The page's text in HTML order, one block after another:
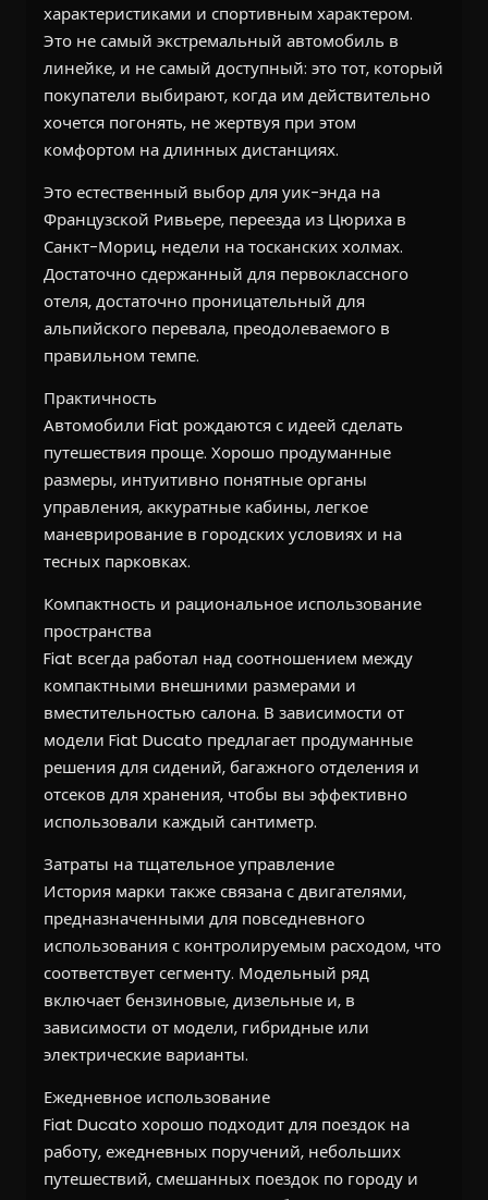
характеристиками и спортивным характером.
Это не самый экстремальный автомобиль в
линейке, и не самый доступный: это тот, который
покупатели выбирают, когда им действительно
хочется погонять, не жертвуя при этом
комфортом на длинных дистанциях.
Это естественный выбор для уик-энда на
Французской Ривьере, переезда из Цюриха в
Санкт-Мориц, недели на тосканских холмах.
Достаточно сдержанный для первоклассного
отеля, достаточно проницательный для
альпийского перевала, преодолеваемого в
правильном темпе.
Практичность
Автомобили Fiat рождаются с идеей сделать
путешествия проще. Хорошо продуманные
размеры, интуитивно понятные органы
управления, аккуратные кабины, легкое
маневрирование в городских условиях и на
тесных парковках.
Компактность и рациональное использование
пространства
Fiat всегда работал над соотношением между
компактными внешними размерами и
вместительностью салона. В зависимости от
модели Fiat Ducato предлагает продуманные
решения для сидений, багажного отделения и
отсеков для хранения, чтобы вы эффективно
использовали каждый сантиметр.
Затраты на тщательное управление
История марки также связана с двигателями,
предназначенными для повседневного
использования с контролируемым расходом, что
соответствует сегменту. Модельный ряд
включает бензиновые, дизельные и, в
зависимости от модели, гибридные или
электрические варианты.
Ежедневное использование
Fiat Ducato хорошо подходит для поездок на
работу, ежедневных поручений, небольших
путешествий, смешанных поездок по городу и